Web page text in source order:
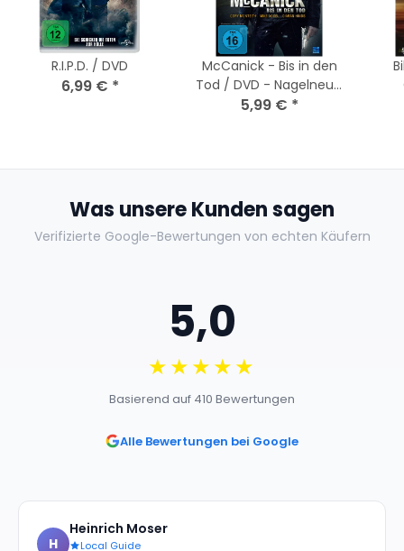
R.I.P.D. / DVD
6,99 € *
McCanick - Bis in den
Tod / DVD - Nagelneu /
Versiegelt
5,99 € *
Was unsere Kunden sagen
Verifizierte Google-Bewertungen von echten Käufern
5,0
★★★★★
Basierend auf 410 Bewertungen
Alle Bewertungen bei Google
H
Heinrich Moser
Local Guide